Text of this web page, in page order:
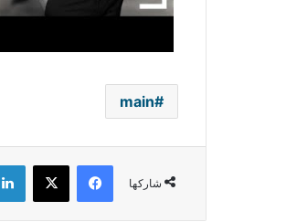
main
شاركها
فيسبوك ‫X